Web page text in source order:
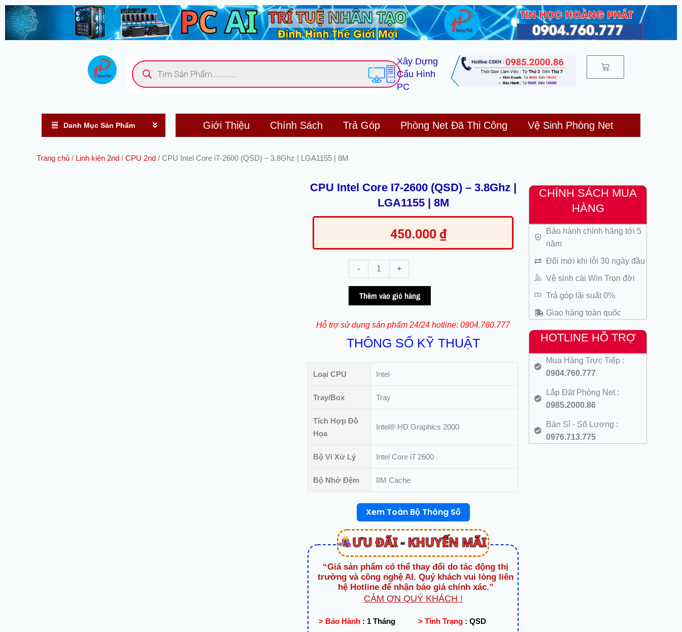
Nhảy
tới
Tìm
kiếm
sản
phẩm
Xây Dựng
Cấu Hình
PC
Cart
Danh Mục Sản Phẩm Giới Thiệu Chính Sách Trả Góp Phòng Net Đã Thi Công Vệ Sinh Phòng Net
Trang chủ / Linh kiện 2nd / CPU 2nd / CPU Intel Core i7-2600 (QSD) – 3.8Ghz | LGA1155 | 8M
CPU Intel Core I7-2600 (QSD) – 3.8Ghz |
LGA1155 | 8M
450.000 ₫
-
Intel
Core
i7-
(QSD)
-
LGA1155
số
+
Thêm vào giỏ hàng
Hỗ trợ sử dụng sản phẩm 24/24 hotline: 0904.760.777
THÔNG SỐ KỸ THUẬT
Loại CPU Intel
Tray/Box Tray
Tích Hợp Đồ
Họa
Intel® HD Graphics 2000
Bộ Vi Xử Lý Intel Core i7 2600
Bộ Nhớ Đệm 8M Cache
Xem Toàn Bộ Thông Số
“Giá sản phẩm có thể thay đổi do tác động thị
trường và công nghệ AI. Quý khách vui lòng liên
hệ Hotline để nhận báo giá chính xác.”
CẢM ƠN QUÝ KHÁCH !
> Bảo Hành : 1 Tháng > Tình Trạng :QSD
CHÍNH SÁCH MUA
HÀNG
Bảo hành chính hãng tới 5
năm
Đổi mới khi lỗi 30 ngày đầu
Vệ sinh cài Win Trọn đời
Trả góp lãi suất 0%
Giao hàng toàn quốc
HOTLINE HỖ TRỢ
Mua Hàng Trực Tiếp :
0904.760.777
Lắp Đặt Phòng Net :
0985.2000.86
Bán Sỉ - Số Lượng :
0976.713.775